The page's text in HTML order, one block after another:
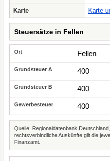
Karte
Karte
Steuersätze in Fellen
Fellen
400
400
400
Quelle: Regionaldatenbank
rechtsverbindliche Auskünfte gilt die
Finanzamt.